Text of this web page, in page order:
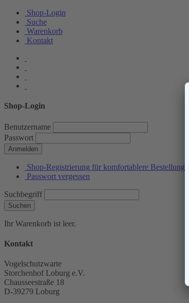
Shop-Login
Suche
Warenkorb
Kontakt
Shop-Login
Benutzername
Passwort
Anmelden
Shop-Registrierung für komfortablere Bestellungen
Passwort vergessen
Suchbegriff
Suchen
Ihr Warenkorb ist leer.
Kontakt
Vogelschutzwarte
Storchenhof Loburg e.V.
Chausseestraße 18
D-39279 Loburg